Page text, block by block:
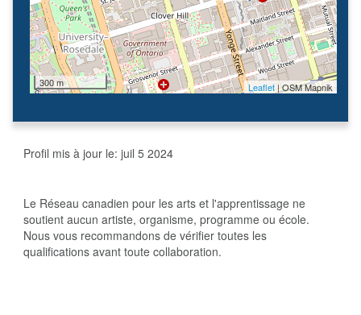
300 m Leaflet| OSM Mapnik
Profil mis à jour le: juil 5 2024
Le Réseau canadien pour les arts et l'apprentissage ne
soutient aucun artiste, organisme, programme ou école.
Nous vous recommandons de vérifier toutes les
qualifications avant toute collaboration.